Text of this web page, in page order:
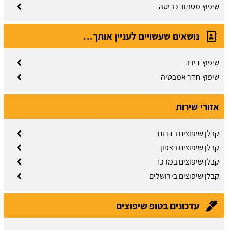
שיפוץ מסתור כביסה
נושאים שעשויים לעניין אותך...
שיפוץ דירה
שיפוץ חדר אמבטיה
אזורי שירות
קבלן שיפוצים בדרום
קבלן שיפוצים בצפון
קבלן שיפוצים במרכז
קבלן שיפוצים בירושלים
עדכונים בטופ שיפוצים
חוזה קבלן שלד:מידע והורדת הסכם מול קבלן שלד.